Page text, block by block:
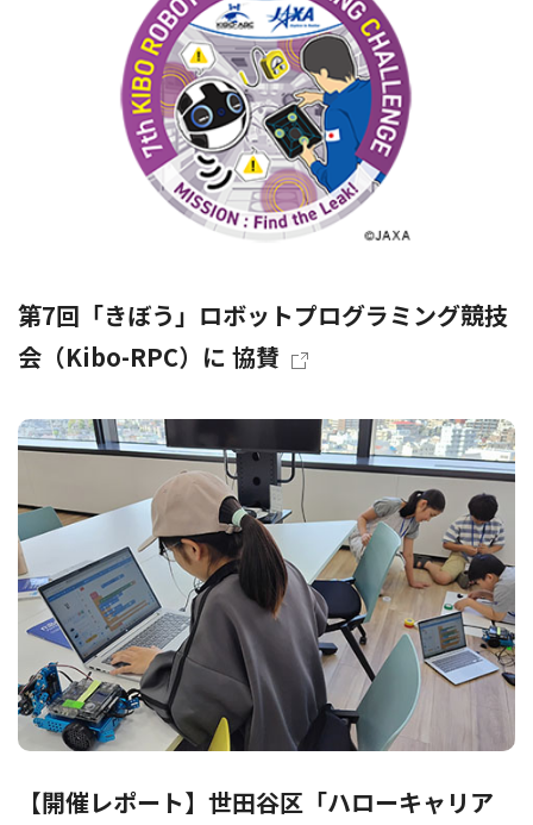
第7回「きぼう」ロボットプログラミング競技
会（Kibo-RPC）に 協賛
【開催レポート】世田谷区「ハローキャリア